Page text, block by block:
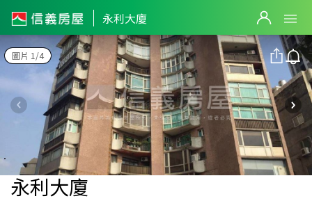
永利大廈
圖片 1/4
永利大廈